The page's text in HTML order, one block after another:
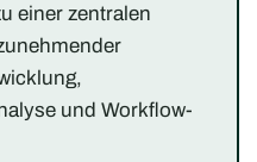
einer zentralen
und Workflow-